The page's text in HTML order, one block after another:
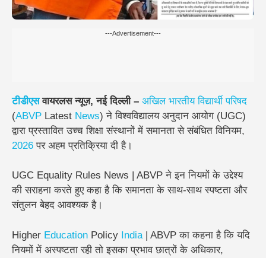
---Advertisement---
टीडीएसवायरलस न्यूज़,नई दिल्ली – अखिल भारतीय विद्यार्थी परिषद
(ABVP Latest News) ने विश्वविद्यालय अनुदान आयोग (UGC)
द्वारा प्रस्तावितउच्च शिक्षा संस्थानों में समानता से संबंधित विनियम,
2026 पर अहम प्रतिक्रिया दी है।
UGC Equality Rules News | ABVP ने इन नियमों के उद्देश्य
की सराहना करते हुए कहा है किसमानता के साथ-साथ स्पष्टता और
संतुलन बेहद आवश्यक है।
Higher Education Policy India | ABVP का कहना है कि यदि
नियमों में अस्पष्टता रही तो इसका प्रभाव छात्रों के अधिकार,